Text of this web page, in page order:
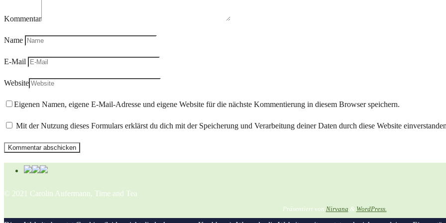
Kommentar
Name
E-Mail
Website
Eigenen Namen, eigene E-Mail-Adresse und eigene Website für die nächste Kommentierung in diesem Browser speichern.
Mit der Nutzung dieses Formulars erklärst du dich mit der Speicherung und Verarbeitung deiner Daten durch diese Website
© 2021 Carolin Aufermann, Time and Tea
Präsentiert von Nirvana & WordPress.